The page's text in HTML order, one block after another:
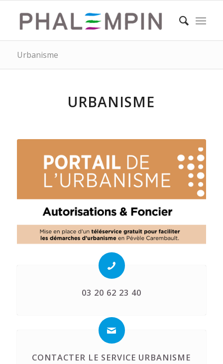
Urbanisme
URBANISME
03 20 62 23 40
CONTACTER LE SERVICE URBANISME